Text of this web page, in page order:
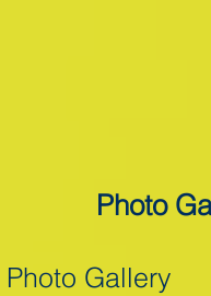
Photo
Photo Gallery